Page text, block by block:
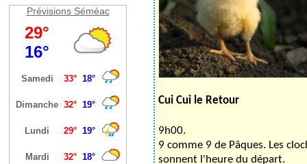
Prévisions Séméac
Cui Cui le Retour
9h00.
9 comme 9 de Pâques. Les
sonnent l'heure du départ.